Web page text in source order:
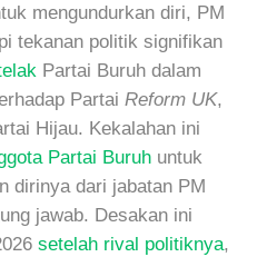
mengundurkan diri, PM
tekanan politik signifikan
Partai Buruh dalam
Partai Reform UK,
Hijau. Kekalahan ini
Partai Buruh untuk
dirinya dari jabatan PM
jawab. Desakan ini
setelah rival politiknya,